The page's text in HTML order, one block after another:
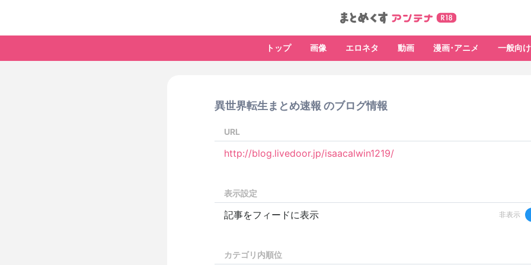
トップ 画像 エロネタ 動画 漫画･アニメ 一般向け
異世界転生まとめ速報 のブログ情報
URL
http://blog.livedoor.jp/isaacalwin1219/
表示設定
記事をフィードに表示 非表示
カテゴリ内順位